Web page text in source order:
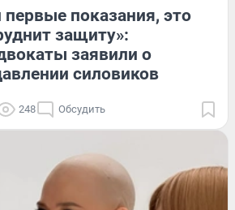
показания, это
защиту»:
заявили о
силовиков
248 Обсудить